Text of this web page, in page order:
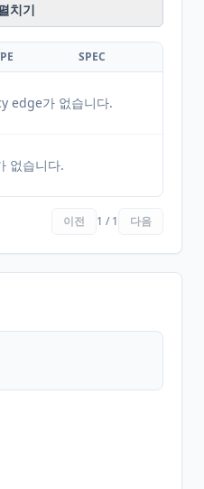
치기
SPEC
edge가 없습니다.
없습니다.
이전 1 / 1 다음